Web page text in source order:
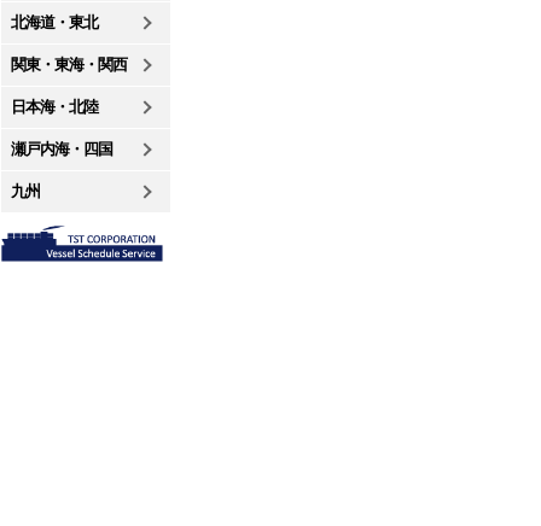
北海道・東北
関東・東海・関西
日本海・北陸
瀬戸内海・四国
九州